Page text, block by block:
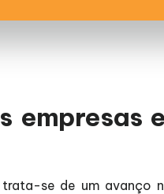
empresas
se de um avanço